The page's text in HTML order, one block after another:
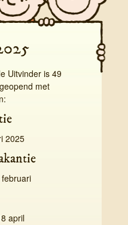
Uitvinder is 49
met
2025
april